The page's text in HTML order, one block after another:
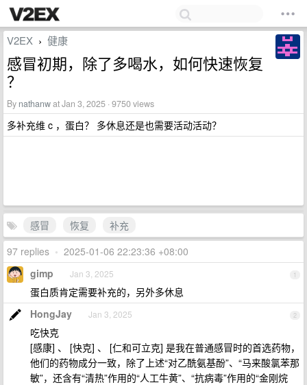
V2EX › 健康
感冒初期，除了多喝水，如何快速恢复
？
By nathanwat Jan 3, 2025 · 9750 views
多补充维 c ，蛋白？ 多休息还是也需要活动活动？
感冒 恢复
补充
97 replies • 2025-01-06 22:23:36 +08:00
1
gimp Jan 3, 2025
蛋白质肯定需要补充的，另外多休息
2
HongJay Jan 3, 2025
吃快克
[感康] 、 [快克] 、 [仁和可立克] 是我在普通感冒时的首选药物，
他们的药物成分一致，除了上述“对乙酰氨基酚”、“马来酸氯苯那
敏”，还含有“清热”作用的“人工牛黄”、“抗病毒”作用的“金刚烷